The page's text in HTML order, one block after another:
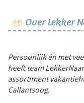
Over Lekker
Persoonlijk én met
heeft team
assortiment
Callantsoog.